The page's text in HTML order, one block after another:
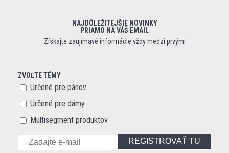
NAJDÔLEŽITEJŠIE NOVINKY
PRIAMO NA VÁŠ EMAIL
Získajte zaujímavé informácie vždy medzi prvými
ZVOĽTE TÉMY
Určené pre pánov
Určené pre dámy
Multisegment produktov
REGISTROVAŤ TU